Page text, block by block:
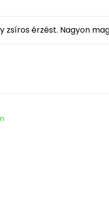
érzést. Nagyon